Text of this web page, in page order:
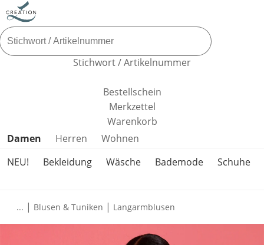
Stichwort / Artikelnummer
Bestellschein
Merkzettel
Warenkorb
Produktkategorien überspringen
Damen Herren
Wohnen
NEU!
Bekleidung Wäsche Bademode Schuhe
... | Blusen & Tuniken | Langarmblusen